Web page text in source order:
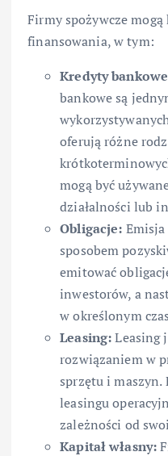
Firmy spożywcze
finansowania, w tym:
Kredyty
bankowe są
oferują różne
mogą być
działalności lub
Obligacje:
sposobem
emitować
inwestorów, a
w określonym
Leasing:Leasing
rozwiązaniem w
sprzętu i maszyn.
leasingu
zależności od
Kapitał własny: